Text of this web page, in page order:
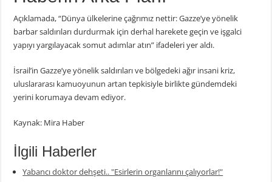
Açıklamada, “Dünya ülkelerine çağrımız nettir: Gazze’ye yönelik
barbar saldırıları durdurmak için derhal harekete geçin ve işgalci
yapıyı yargılayacak somut adımlar atın” ifadeleri yer aldı.
İsrail’in Gazze’ye yönelik saldırıları ve bölgedeki ağır insani kriz,
uluslararası kamuoyunun artan tepkisiyle birlikte gündemdeki
yerini korumaya devam ediyor.
Kaynak: Mira Haber
İlgili Haberler
Yabancı doktor dehşeti.. "Esirlerin organlarını çalıyorlar!"